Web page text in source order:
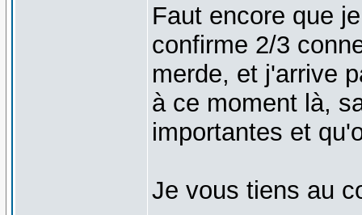
Faut encore que
confirme 2/3
merde, et j'arrive
à ce moment là,
importantes et
Je vous tiens au